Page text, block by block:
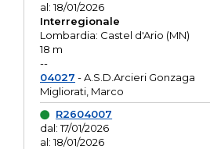
al: 18/01/2026
Interregionale
Lombardia: Castel d'Ario (MN)
18 m
--
04027 - A.S.D.Arcieri Gonzaga
Migliorati, Marco
R2604007
dal: 17/01/2026
al: 18/01/2026